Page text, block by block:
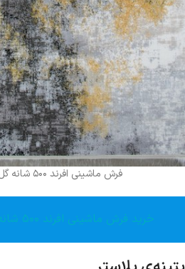
فرش ماشینی افرند ۵۰۰ شانه گل برجسته کد ۶۶۲۲
خرید فرش ماشینی افرند ۵۰۰ شانه گل برجسته کد ۶۶۲۲